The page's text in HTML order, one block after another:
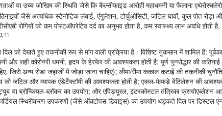
या उच्च जोखिम की स्थिति जैसे कि कैल्सीफाइड आरोही महाधमनी या फैलाना
जैसे अत्यधिक स्टेनोटिक लंबाई, एंगुलेशन, टोर्चुओसिटी, जटिल घावों, कुल पोत
रोगियों को कम पोस्टऑपरेटिव दर्द का अनुभव होता है, कम स्वास्थ्य लाभ अवधि
को देखते हुए तकनीकी रूप से मांग वाली प्रक्रिया है। विशिष्ट नुकसान में शामिल हैं:
और सही कोरोनरी धमनी, हृदय के हेरफेर की आवश्यकता होती है; पूर्ण पुनरोद्धार की कठिनाई
अन्य रोड़ा जहाजों में जोड़ा जाना चाहिए); लीमा/रीमा कंकाल कटाई की तकनीकी
को जटिल और व्यापक एंडेर्टेक्टॉमी की आवश्यकता होती है; एकल-फेफड़े वेंटिलेशन की
या ब्रोन्कियल-ब्लॉकर का उपयोग; और एपिड्यूरल, इंटरकोस्टल तंत्रिका क्रायोएब्लेशन
स्थिरीकरण उपकरणों (जैसे ऑक्टोपस डिवाइस) का उपयोग धड़कते दिल पर डिस्टल